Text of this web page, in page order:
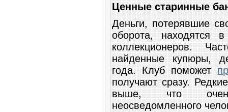
Ценные старинные
Деньги, потерявшие
оборота, находятся
коллекционеров.
найденные купюры,
года. Клуб поможет
получают сразу.
выше, что очень
неосведомленного